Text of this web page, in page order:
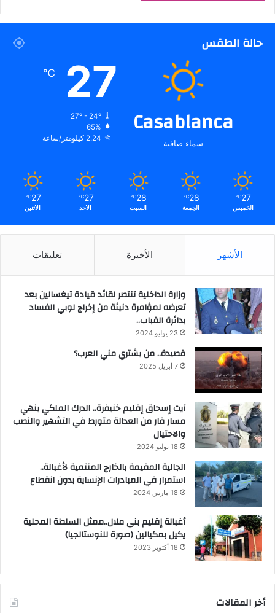
حالة الطقس
Casablanca
سماء صافية
27
℃
27º - 24º
65%
2.24 كيلومتر/ساعة
27
℃
الخميس
28
℃
الجمعة
28
℃
السبت
27
℃
الأحد
27
℃
الأثنين
الأشهر الأخيرة تعليقات
وزارة الداخلية تنتصر لقائد قيادة تيغسالين بعد
تعرضه لمؤامرة دنيئة من إخراج لوبي الفساد
بدائرة القباب..
23 يوليو 2024
قصيدة.. من يشتري مني العرب؟
7 أبريل 2025
آيت إسحاق إقليم خنيفرة.. الدرك الملكي ينهي
مسار فار من العدالة متورط في التشهير والنصب
والاحتيال
18 يوليو 2024
الجالية المقيمة بالخارج المنتمية لأغبالة..
استمرار في المبادرات الإنساية بدون انقطاع
18 مارس 2024
أغبالة إقليم بني ملال..ممثل السلطة المحلية
يكيل بمكيالين (صورة للنوستالجيا)
18 أكتوبر 2023
أخر المقالات